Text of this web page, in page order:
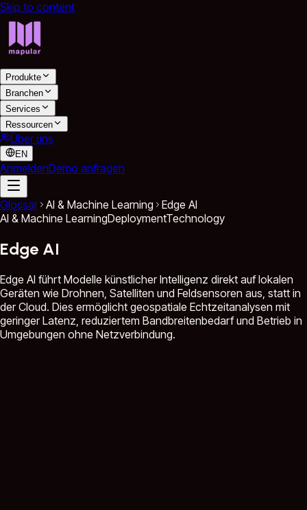
Skip to content
Produkte
Branchen
Services
Ressourcen
Über uns
EN
AnmeldenDemo anfragen
Glossar AI & Machine Learning
Edge AI
AI & Machine LearningDeploymentTechnology
Edge AI
Edge AI führt Modelle künstlicher Intelligenz direkt auf lokalen
Geräten wie Drohnen, Satelliten und Feldsensoren aus, statt in
der Cloud. Dies ermöglicht geospatiale Echtzeitanalysen mit
geringer Latenz, reduziertem Bandbreitenbedarf und Betrieb in
Umgebungen ohne Netzverbindung.